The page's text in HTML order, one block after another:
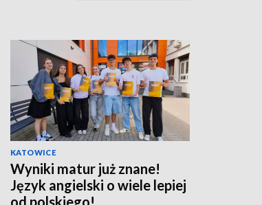
KATOWICE
Wyniki matur już znane!
Język angielski o wiele lepiej
od polskiego!